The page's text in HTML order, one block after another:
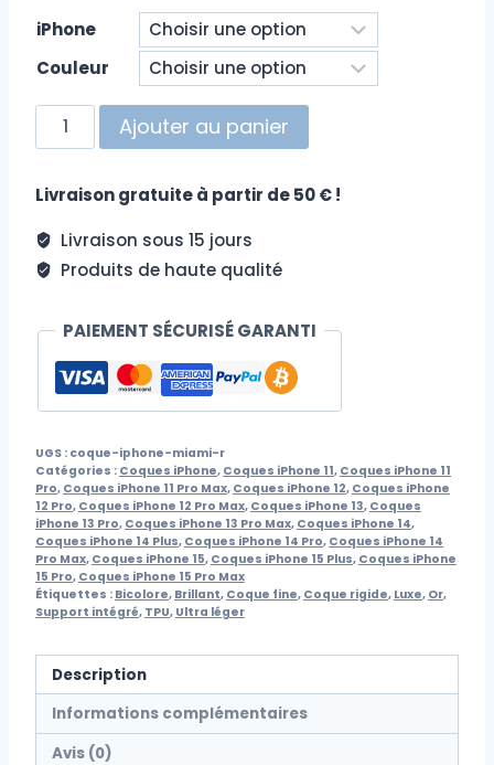
iPhone
Couleur
quantité
de
iPhone
R
Ajouter au panier
Livraison gratuite à partir de 50 € !
Livraison sous 15 jours
Produits de haute qualité
PAIEMENT SÉCURISÉ GARANTI
UGS : coque-iphone-miami-r
Catégories : Coques iPhone, Coques iPhone 11, Coques iPhone 11
Pro, Coques iPhone 11 Pro Max, Coques iPhone 12, Coques iPhone
12 Pro, Coques iPhone 12 Pro Max, Coques iPhone 13, Coques
iPhone 13 Pro, Coques iPhone 13 Pro Max, Coques iPhone 14,
Coques iPhone 14 Plus, Coques iPhone 14 Pro, Coques iPhone 14
Pro Max, Coques iPhone 15, Coques iPhone 15 Plus, Coques iPhone
15 Pro, Coques iPhone 15 Pro Max
Étiquettes : Bicolore, Brillant, Coque fine, Coque rigide, Luxe, Or,
Support intégré, TPU, Ultra léger
Description
Informations complémentaires
Avis (0)